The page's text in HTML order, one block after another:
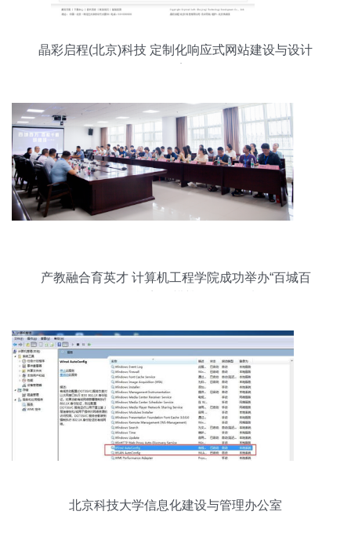
晶彩启程(北京)科技 定制化响应式网站建设与设计
产教融合育英才 计算机工程学院成功举办“百城百
北京科技大学信息化建设与管理办公室